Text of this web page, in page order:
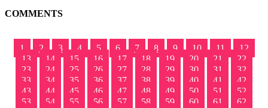
COMMENTS
1 2 3 4 5 6 7 8 9 10 11
12
13
14 15 16 17 18 19 20 21
22
23
24 25 26 27 28 29 30 31
32
33
34 35 36 37 38 39 40 41
42
43
44 45 46 47 48 49 50 51
52
53
54 55 56 57 58 59 60 61
62